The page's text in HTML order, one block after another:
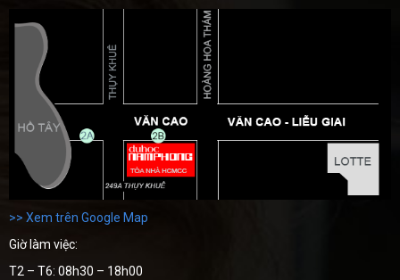
>> Xem trên Google Map
Giờ làm việc:
T2 – T6: 08h30 – 18h00